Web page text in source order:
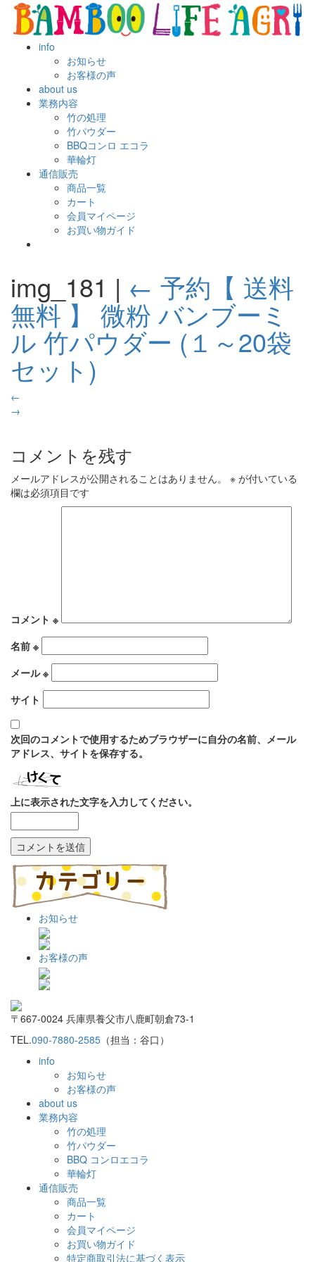
info
お知らせ
お客様の声
about us
業務内容
竹の処理
竹パウダー
BBQコンロ エコラ
華輪灯
通信販売
商品一覧
カート
会員マイページ
お買い物ガイド
img_181 | ← 予約【 送料
無料 】 微粉 バンブーミ
ル 竹パウダー (１～20袋
セット)
←
→
コメントを残す
メールアドレスが公開されることはありません。 ※ が付いている
欄は必須項目です
コメント ※
名前 ※
メール※
サイト
次回のコメントで使用するためブラウザーに自分の名前、メール
アドレス、サイトを保存する。
上に表示された文字を入力してください。
お知らせ
お客様の声
〒667-0024 兵庫県養父市八鹿町朝倉73-1
TEL.090-7880-2585 （担当：谷口）
info
お知らせ
お客様の声
about us
業務内容
竹の処理
竹パウダー
BBQ コンロエコラ
華輪灯
通信販売
商品一覧
カート
会員マイページ
お買い物ガイド
特定商取引法に基づく表示